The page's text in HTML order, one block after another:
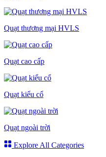
Quạt thương mại HVLS
Quạt cao cấp
Quạt kiểu cổ
Quạt ngoài trời
Explore All Categories